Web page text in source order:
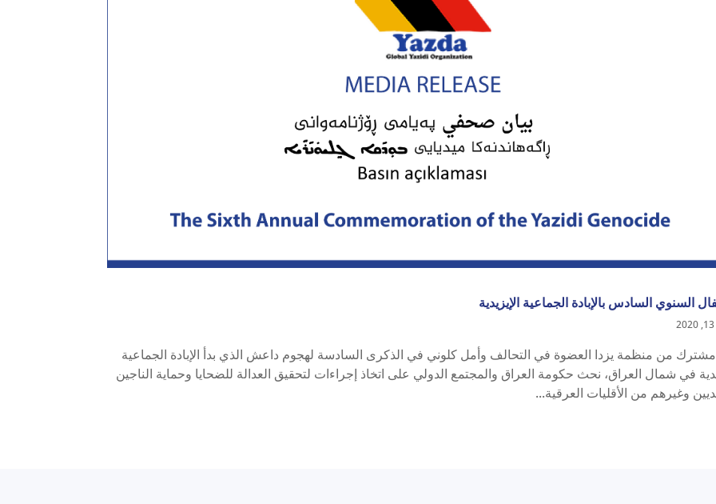
السنوي السادس بالإبادة الجماعية الإيزيدية
مشترك من منظمة يزدا العضوة في التحالف وأمل كلوني في الذكرى السادسة لهجوم داعش الذي بدأ الإبادة الجماعية
في شمال العراق، نحث حكومة العراق والمجتمع الدولي على اتخاذ إجراءات لتحقيق العدالة للضحايا وحماية الناجين
وغيرهم من الأقليات العرقية...